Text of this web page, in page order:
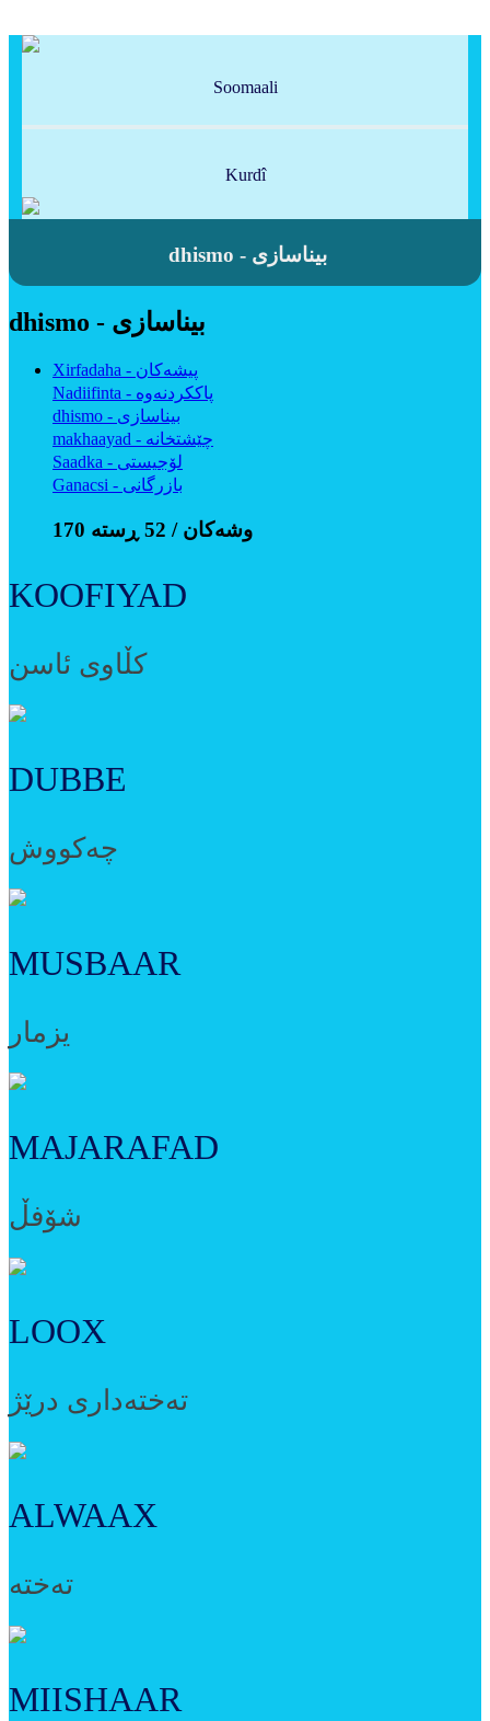
Soomaali
Kurdî
dhismo - بیناسازی
dhismo - بیناسازی
Xirfadaha - پیشەکان
Nadiifinta - پاککردنەوە
dhismo - بیناسازی
makhaayad - چێشتخانە
Saadka - لۆجیستی
Ganacsi - بازرگانی
170 وشەکان / 52 ڕستە
KOOFIYAD
کڵاوی ئاسن
DUBBE
چەکووش
MUSBAAR
یزمار
MAJARAFAD
شۆفڵ
LOOX
تەختەداری درێژ
ALWAAX
تەختە
MIISHAAR